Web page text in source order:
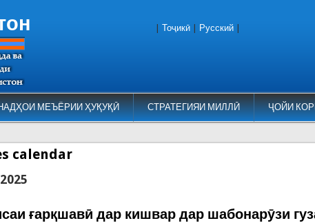
МЕЪЁРИИ ҲУҚУҚӢ СТРАТЕГИЯИ МИЛЛӢ ҶОЙИ
Тоҷикӣ Русский
calendar
ғарқшавӣ дар кишвар дар шабонарӯзи